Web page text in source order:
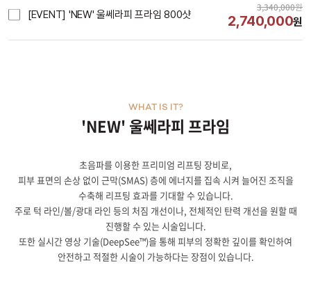
[EVENT] 'NEW' 울쎄라피 프라임 800샷
3,340,000원
2,740,000원
'NEW' 울쎄라피 프라임
WHAT IS IT?
초음파를 이용한 프리미엄 리프팅 장비로,
피부 표면의 손상 없이 근막(SMAS) 층에 에너지를 집속 시켜 늘어진 조직을
수축해 리프팅 효과를 기대할 수 있습니다.
주로 턱 라인/볼/광대 라인 등의 처짐 개선이나, 전체적인 탄력 개선을 원할 때
진행할 수 있는 시술입니다.
또한 실시간 영상 기술(DeepSee™)을 통해 피부의 정확한 깊이를 확인하여
안전하고 적절한 시술이 가능하다는 장점이 있습니다.